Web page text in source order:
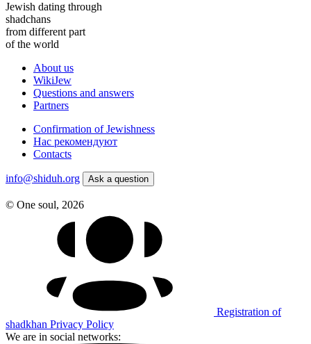
Jewish dating through
shadchans
from different part
of the world
About us
WikiJew
Questions and answers
Partners
Confirmation of Jewishness
Нас рекомендуют
Contacts
info@shiduh.org Аsk a question
© One soul, 2026
Registration of
shadkhan Privacy Policy
We are in social networks: